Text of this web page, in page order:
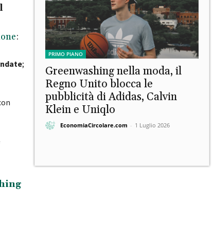
:
;
PRIMO PIANO
Greenwashing nella moda, il
Regno Unito blocca le
pubblicità di Adidas, Calvin
Klein e Uniqlo
EconomiaCircolare.com - 1 Luglio 2026